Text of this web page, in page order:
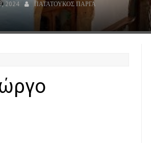
2024 ΠΑΤΑΤΟΥΚΟΣ ΠΑΡΓΑ